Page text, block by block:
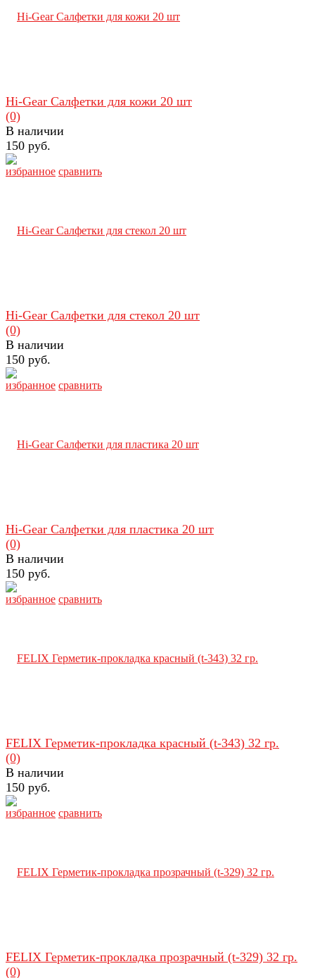
избранное сравнить
Hi-Gear Салфетки для кожи 20 шт
(0)
В наличии
150 руб.
избранное сравнить
Hi-Gear Салфетки для стекол 20 шт
(0)
В наличии
150 руб.
избранное сравнить
Hi-Gear Салфетки для пластика 20 шт
(0)
В наличии
150 руб.
избранное сравнить
FELIX Герметик-прокладка красный (t-343) 32 гр.
(0)
В наличии
150 руб.
FELIX Герметик-прокладка прозрачный (t-329) 32 гр.
(0)